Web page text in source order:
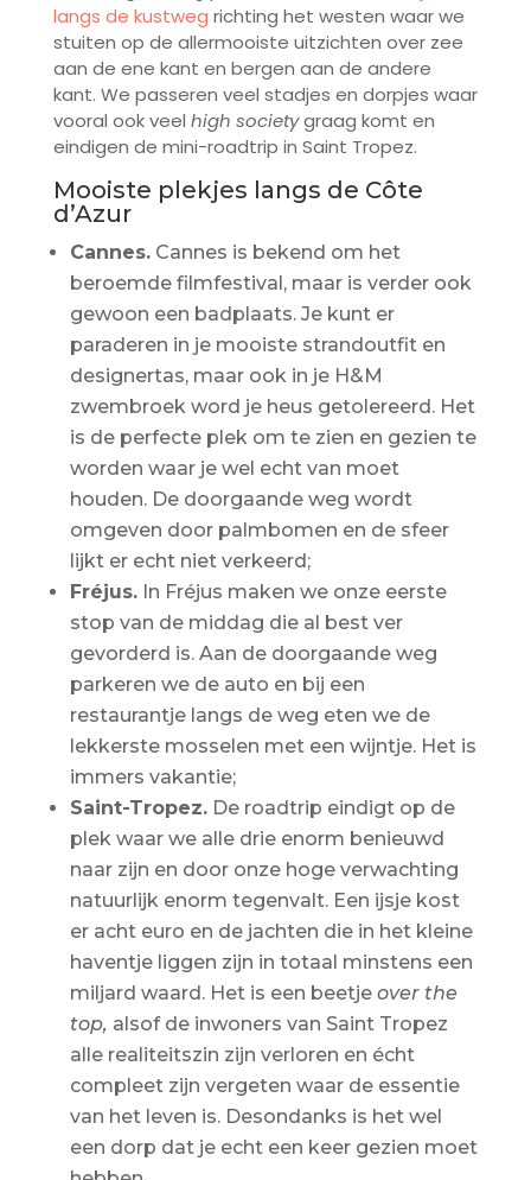
langs de kustweg richting het westen waar we
stuiten op de allermooiste uitzichten over zee
aan de ene kant en bergen aan de andere
kant. We passeren veel stadjes en dorpjes waar
vooral ook veel high societygraag komt en
eindigen de mini-roadtrip in Saint Tropez.
Mooiste plekjes langs de Côte
d’Azur
Cannes.Cannes is bekend om het
beroemde filmfestival, maar is verder ook
gewoon een badplaats. Je kunt er
paraderen in je mooiste strandoutfit en
designertas, maar ook in je H&M
zwembroek word je heus getolereerd. Het
is de perfecte plek om te zien en gezien te
worden waar je wel echt van moet
houden. De doorgaande weg wordt
omgeven door palmbomen en de sfeer
lijkt er echt niet verkeerd;
Fréjus.In Fréjus maken we onze eerste
stop van de middag die al best ver
gevorderd is. Aan de doorgaande weg
parkeren we de auto en bij een
restaurantje langs de weg eten we de
lekkerste mosselen met een wijntje. Het is
immers vakantie;
Saint-Tropez.De roadtrip eindigt op de
plek waar we alle drie enorm benieuwd
naar zijn en door onze hoge verwachting
natuurlijk enorm tegenvalt. Een ijsje kost
er acht euro en de jachten die in het kleine
haventje liggen zijn in totaal minstens een
miljard waard. Het is een beetje over the
top, alsof de inwoners van Saint Tropez
alle realiteitszin zijn verloren en écht
compleet zijn vergeten waar de essentie
van het leven is. Desondanks is het wel
een dorp dat je echt een keer gezien moet